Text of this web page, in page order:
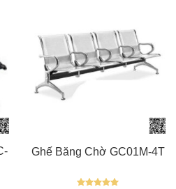
Ghế Băng Chờ GC01M-4T